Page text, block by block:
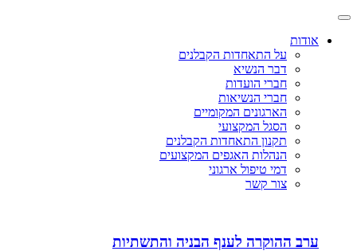
אודות
על התאחדות הקבלנים
דבר הנשיא
חברי הועדות
חברי הנשיאות
הארגונים המקומיים
הסגל המקצועי
תקנון התאחדות הקבלנים
הנהלות האגפים המקצועים
דמי טיפול ארגוני
צור קשר
ערב ההוקרה לענף הבניה והתשתיות